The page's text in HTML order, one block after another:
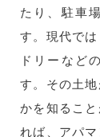
たり、駐車
す。現代で
ドリーなど
す。その土
かを知るこ
れば、アパ